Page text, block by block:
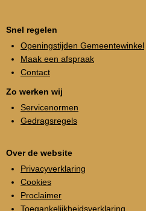
Snel regelen
Openingstijden Gemeentewinkel
Maak een afspraak
Contact
Zo werken wij
Servicenormen
Gedragsregels
Over de website
Privacyverklaring
Cookies
Proclaimer
Toegankelijkheidsverklaring